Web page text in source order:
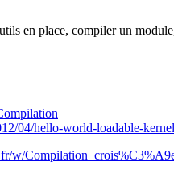
en place, compiler un
04/hello-world-loadable-
w/